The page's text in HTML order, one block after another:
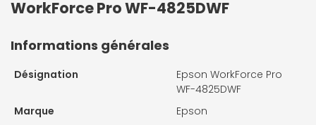
WorkForce Pro WF-4825DWF
Informations générales
Désignation
Epson WorkForce Pro
WF-4825DWF
Marque
Epson